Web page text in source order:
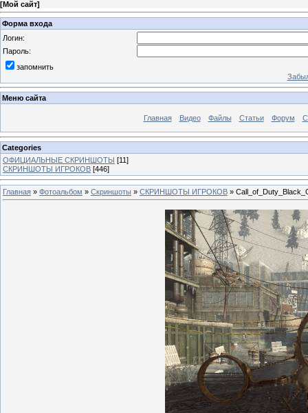
[Мой сайт]
Форма входа
Логин:
Пароль:
запомнить
Меню сайта
Главная Видео Файлы Статьи Форум
Categories
ОФИЦИАЛЬНЫЕ СКРИНШОТЫ [11]
СКРИНШОТЫ ИГРОКОВ [446]
Главная » Фотоальбом » Скриншоты » СКРИНШОТЫ ИГРОКОВ »